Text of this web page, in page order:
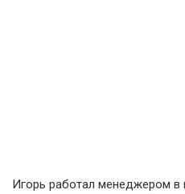
Игорь работал менеджером в